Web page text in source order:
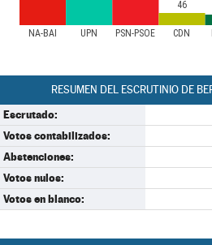
NA-BAI UPN PSN-PSOE CDN
46
RESUMEN DEL ESCRUTINIO DE
Escrutado:
Votos contabilizados:
Abstenciones:
Votos nulos:
Votos en blanco: